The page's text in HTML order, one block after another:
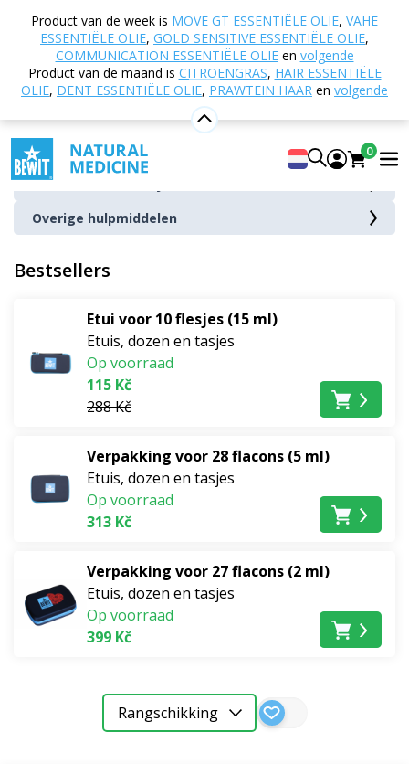
Product van de week is MOVE GT ESSENTIËLE OLIE, VAHE
ESSENTIËLE OLIE, GOLD SENSITIVE ESSENTIËLE OLIE,
COMMUNICATION ESSENTIËLE OLIEen volgende
Product van de maand is CITROENGRAS, HAIR ESSENTIËLE
OLIE, DENT ESSENTIËLE OLIE, PRAWTEIN HAAR en volgende
0
sluitingen
Flesjes
E-shop Andere producten
accessoires
Hoezen en accessoires
Doseerdoppen en sluitingen
Flesjes
Etuis, dozen en tasjes
Overige hulpmiddelen
Bestsellers
Etui voor 10 flesjes (15 ml)
Etuis, dozen en tasjes
Op voorraad
115 Kč
288 Kč
Verpakking voor 28 flacons (5 ml)
Etuis, dozen en tasjes
Op voorraad
313 Kč
Verpakking voor 27 flacons (2 ml)
Etuis, dozen en tasjes
Op voorraad
399 Kč
Rangschikking